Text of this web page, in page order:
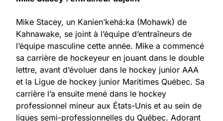
Mike Stacey, un Kanien’kehá:ka (Mohawk) de
Kahnawake, se joint à l’équipe d’entraîneurs de
l’équipe masculine cette année. Mike a commencé
sa carrière de hockeyeur en jouant dans le double
lettre, avant d’évoluer dans le hockey junior AAA
et la Ligue de hockey junior Maritimes Québec. Sa
carrière l’a ensuite mené dans le hockey
professionnel mineur aux États-Unis et au sein de
ligues semi-professionnelles du Québec. Adorant